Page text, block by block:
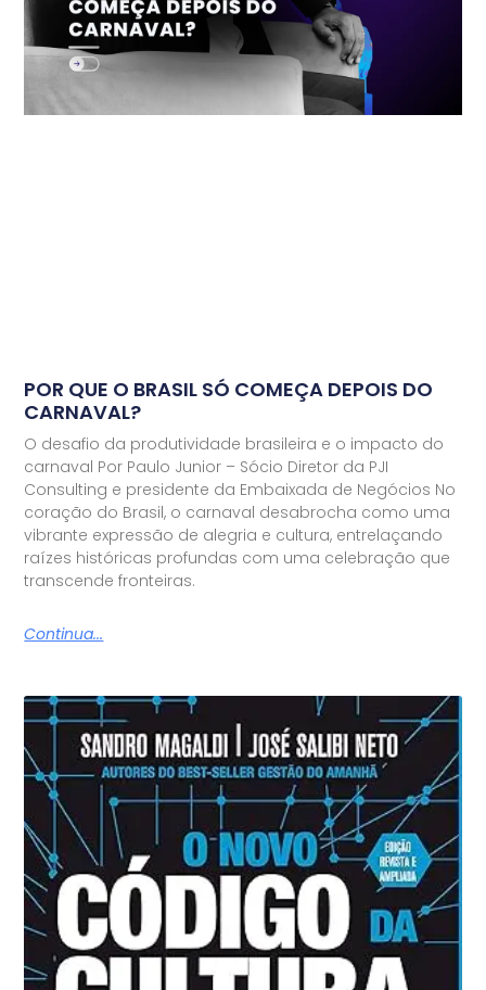
POR QUE O BRASIL SÓ COMEÇA DEPOIS DO
CARNAVAL?
O desafio da produtividade brasileira e o impacto do
carnaval Por Paulo Junior – Sócio Diretor da PJI
Consulting e presidente da Embaixada de Negócios No
coração do Brasil, o carnaval desabrocha como uma
vibrante expressão de alegria e cultura, entrelaçando
raízes históricas profundas com uma celebração que
transcende fronteiras.
Continua...